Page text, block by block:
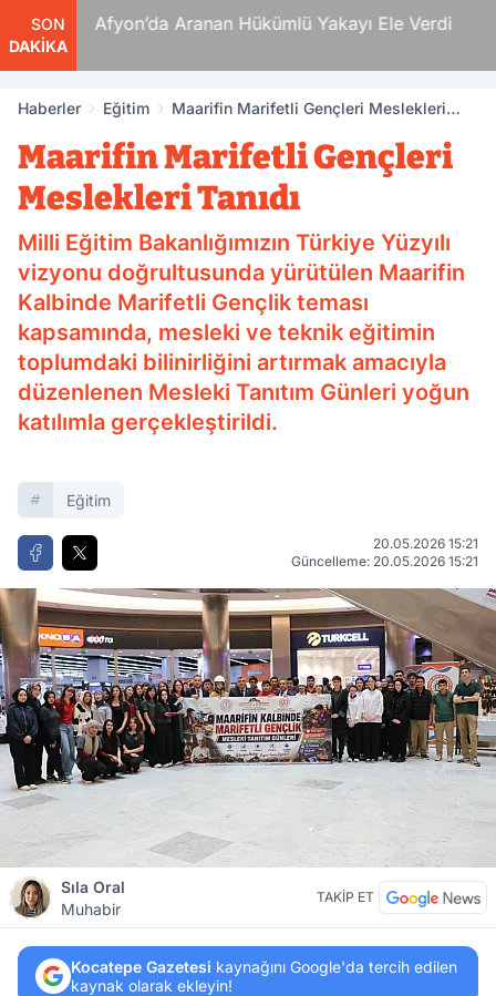
SON
DAKİKA
Afyon’da Aranan Hükümlü Yakayı Ele Verdi
Haberler Eğitim
Maarifin Marifetli Gençleri Meslekleri
Maarifin Marifetli Gençleri
Meslekleri Tanıdı
Milli Eğitim Bakanlığımızın Türkiye Yüzyılı
vizyonu doğrultusunda yürütülen Maarifin
Kalbinde Marifetli Gençlik teması
kapsamında, mesleki ve teknik eğitimin
toplumdaki bilinirliğini artırmak amacıyla
düzenlenen Mesleki Tanıtım Günleri yoğun
katılımla gerçekleştirildi.
Eğitim
20.05.2026 15:21
Güncelleme: 20.05.2026 15:21
Sıla Oral
Muhabir
TAKİP ET
Kocatepe Gazetesi kaynağını Google'da tercih edilen
kaynak olarak ekleyin!